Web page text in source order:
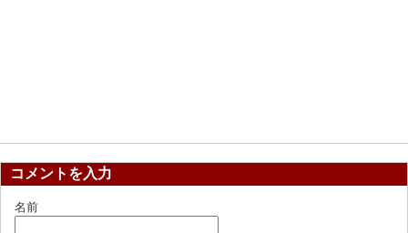
コメントを入力
名前